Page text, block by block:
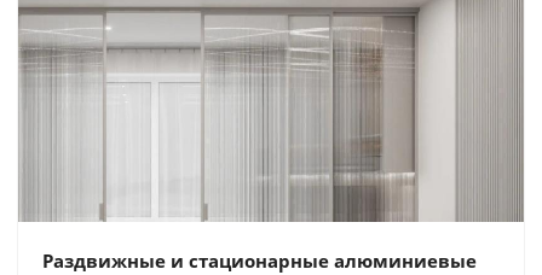
Раздвижные и стационарные алюминиевые